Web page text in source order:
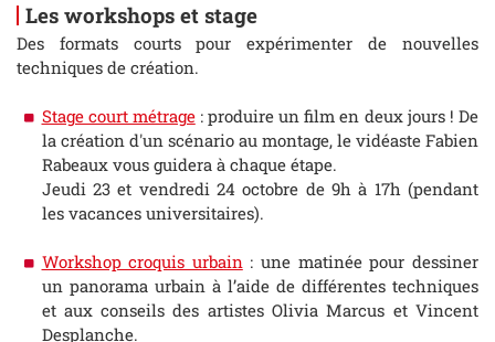
Les workshops et stage
Des formats courts pour expérimenter de nouvelles
techniques de création.
Stage court métrage: produire un film en deux jours ! De
la création d'un scénario au montage, le vidéaste Fabien
Rabeaux vous guidera à chaque étape.
Jeudi 23 et vendredi 24 octobre de 9h à 17h (pendant
les vacances universitaires).
Workshop croquis urbain: une matinée pour dessiner
un panorama urbain à l’aide de différentes techniques
et aux conseils des artistes Olivia Marcus et Vincent
Desplanche.